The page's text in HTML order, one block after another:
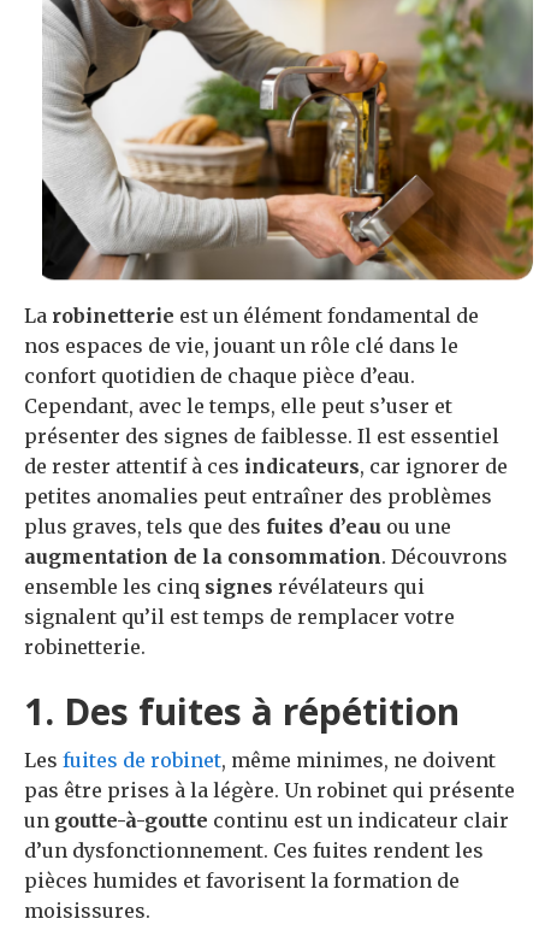
La robinetterie est un élément fondamental de
nos espaces de vie, jouant un rôle clé dans le
confort quotidien de chaque pièce d’eau.
Cependant, avec le temps, elle peut s’user et
présenter des signes de faiblesse. Il est essentiel
de rester attentif à ces indicateurs, car ignorer de
petites anomalies peut entraîner des problèmes
plus graves, tels que des fuites d’eau ou une
augmentation de la consommation. Découvrons
ensemble les cinq signes révélateurs qui
signalent qu’il est temps de remplacer votre
robinetterie.
1. Des fuites à répétition
Les fuites de robinet, même minimes, ne doivent
pas être prises à la légère. Un robinet qui présente
un goutte-à-goutte continu est un indicateur clair
d’un dysfonctionnement. Ces fuites rendent les
pièces humides et favorisent la formation de
moisissures.